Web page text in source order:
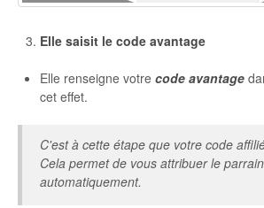
Elle saisit le code avantage
Elle renseigne votre code avantage
cet effet.
C'est à cette étape que votre code
Cela permet de vous attribuer le
automatiquement.